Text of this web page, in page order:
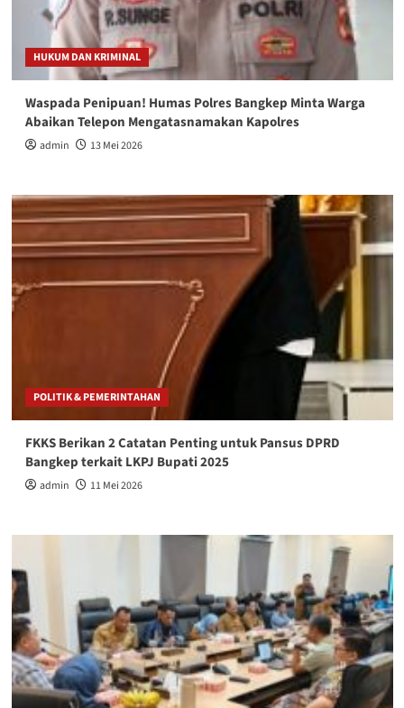
HUKUM DAN KRIMINAL
Waspada Penipuan! Humas Polres Bangkep Minta Warga
Abaikan Telepon Mengatasnamakan Kapolres
admin 13 Mei 2026
POLITIK & PEMERINTAHAN
FKKS Berikan 2 Catatan Penting untuk Pansus DPRD
Bangkep terkait LKPJ Bupati 2025
admin 11 Mei 2026